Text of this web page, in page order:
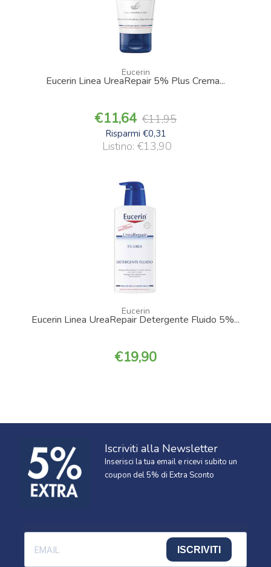
Eucerin
Eucerin Linea UreaRepair 5% Plus Crema...
11,64 11,95
Risparmi €0,31
Listino: €13,90
Eucerin
Eucerin Linea UreaRepair Detergente Fluido 5%...
19,90
Iscriviti alla Newsletter
Inserisci la tua email e ricevi subito un
coupon del 5% di Extra Sconto
ISCRIVITI